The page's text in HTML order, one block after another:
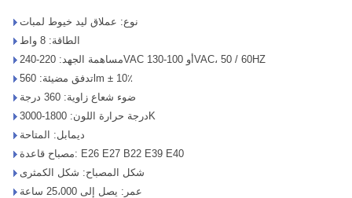
نوع: عملاق ليد خيوط لمبات
الطاقة: 8 واط
مساهمة الجهد: 220-240VAC أو 100-130VAC، 50 / 60HZ
تدفق مضيئة: 560lm ± 10٪
ضوء شعاع زاوية: 360 درجة
درجة حرارة اللون: 1800-3000K
ديمابل: المتاحة
مصباح قاعدة: E26 E27 B22 E39 E40
شكل المصباح: شكل الكمثرى
عمر: يصل إلى 25،000 ساعة